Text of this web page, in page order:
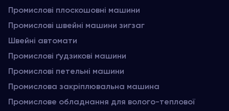
Промислові плоскошовні машини
Промислові швейні машини зигзаг
Швейні автомати
Промислові ґудзикові машини
Промислові петельні машини
Промислова закріплювальна машина
Промислове обладнання для волого-теплової